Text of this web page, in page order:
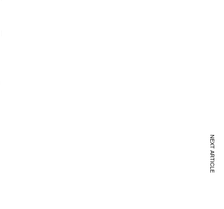
NEXT ARTICLE